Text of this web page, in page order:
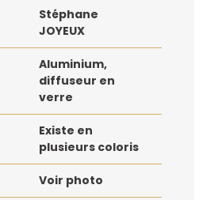
Stéphane
JOYEUX
Aluminium,
diffuseur en
verre
Existe en
plusieurs coloris
Voir photo